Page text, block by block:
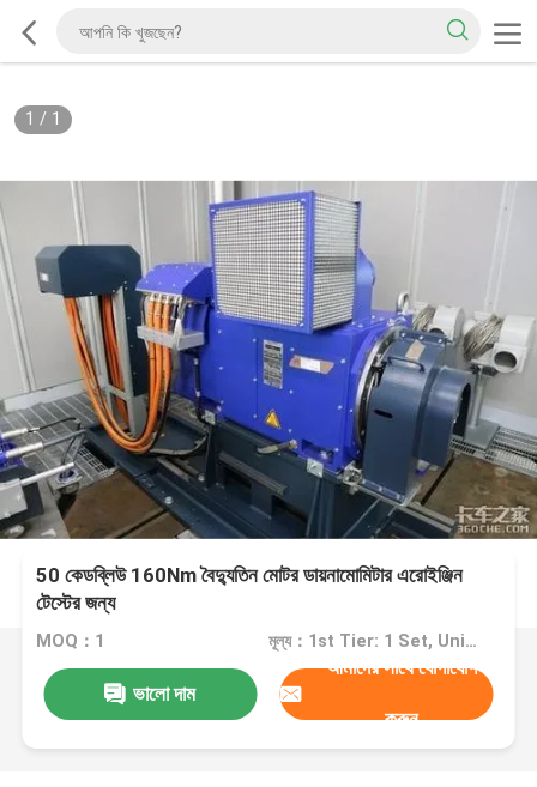
1 / 1
50 কেডব্লিউ 160Nm বৈদ্যুতিন মোটর ডায়নামোমিটার এরোইঞ্জিন
টেস্টের জন্য
MOQ：1 মূল্য：1st Tier: 1 Set, Unit Price USD 3.00 2nd Tier: 2-5 Sets, Unit Price USD 2.00 3rd Tier: Over 5 Sets, Unit Price USD 1.00
ভালো দাম
আমাদের সাথে যোগাযোগ
করুন